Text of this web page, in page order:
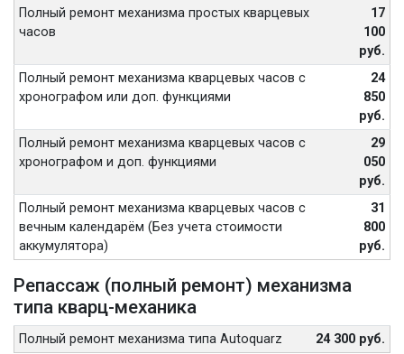
Полный ремонт механизма простых кварцевых
часов
17
100
руб.
Полный ремонт механизма кварцевых часов с
хронографом или доп. функциями
24
850
руб.
Полный ремонт механизма кварцевых часов с
хронографом и доп. функциями
29
050
руб.
Полный ремонт механизма кварцевых часов с
вечным календарём (Без учета стоимости
аккумулятора)
31
800
руб.
Репассаж (полный ремонт) механизма
типа кварц-механика
Полный ремонт механизма типа Autoquarz 24 300 руб.